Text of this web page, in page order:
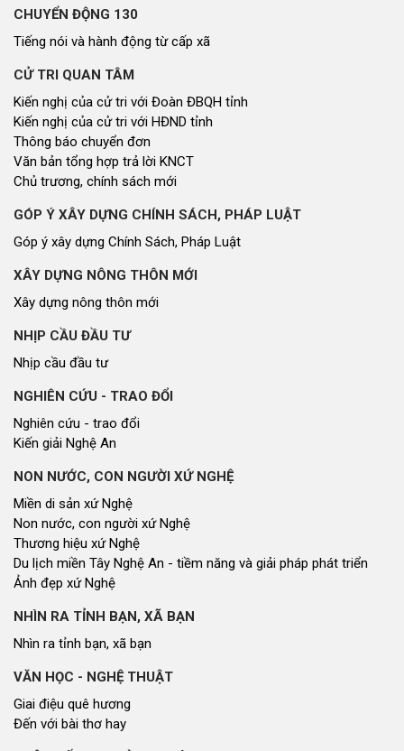
Tin hoạt động Văn phòng
Tin hoạt động Đảng, đoàn thể
Tài liệu giám sát, khảo sát
Nghị quyết của HĐND tỉnh
THỜI SỰ
Tin tức chính trị - kinh tế - xã hội
CHUYỂN ĐỘNG 130
Tiếng nói và hành động từ cấp xã
CỬ TRI QUAN TÂM
Kiến nghị của cử tri với Đoàn ĐBQH tỉnh
Kiến nghị của cử tri với HĐND tỉnh
Văn bản tổng hợp trả lời KNCT
Chủ trương, chính sách mới
GÓP Ý XÂY DỰNG CHÍNH SÁCH, PHÁP LUẬT
Góp ý xây dựng Chính Sách, Pháp Luật
XÂY DỰNG NÔNG THÔN MỚI
Xây dựng nông thôn mới
NHỊP CẦU ĐẦU TƯ
Nhịp cầu đầu tư
NGHIÊN CỨU - TRAO ĐỔI
Kiến giải Nghệ An
NON NƯỚC, CON NGƯỜI XỨ NGHỆ
Miền di sản xứ Nghệ
Non nước, con người xứ Nghệ
Thương hiệu xứ Nghệ